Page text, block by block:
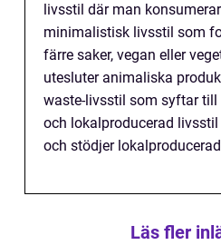
livsstil där man
minimalistisk livsstil som
färre saker, vegan eller
utesluter animaliska
waste-livsstil som syftar till
och lokalproducerad
och stödjer
Läs fler